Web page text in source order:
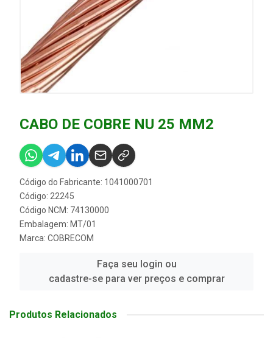
CABO DE COBRE NU 25 MM2
Código do Fabricante: 1041000701
Código: 22245
Código NCM: 74130000
Embalagem: MT/01
Marca: COBRECOM
Faça seu login ou
cadastre-se para ver preços e comprar
Produtos Relacionados